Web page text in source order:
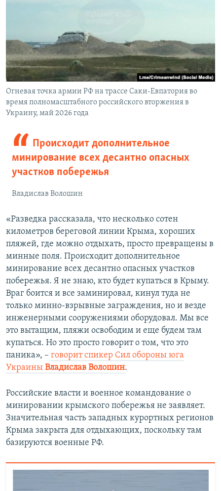
Огневая точка армии РФ на трассе Саки-Евпатория во
время полномасштабного российского вторжения в
Украину, май 2026 года
Происходит дополнительное
минирование всех десантно опасных
участков побережья
Владислав Волошин
«Разведка рассказала, что несколько сотен
километров береговой линии Крыма, хороших
пляжей, где можно отдыхать, просто превращены в
минные поля. Происходит дополнительное
минирование всех десантно опасных участков
побережья. Я не знаю, кто будет купаться в Крыму.
Враг боится и все заминировал, кинул туда не
только минно-взрывные заграждения, но и везде
инженерными сооружениями оборудовал. Мы все
это вытащим, пляжи освободим и еще будем там
купаться. Но это просто говорит о том, что это
паника», – говорит спикер Сил обороны юга
Украины Владислав Волошин.
Российские власти и военное командование о
минировании крымского побережья не заявляет.
Значительная часть западных курортных регионов
Крыма закрыта для отдыхающих, поскольку там
базируются военные РФ.